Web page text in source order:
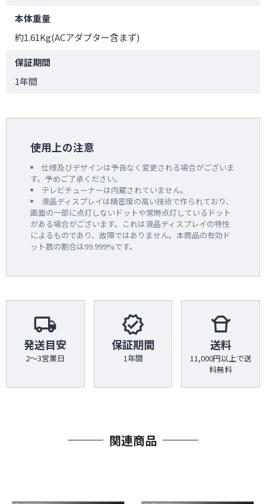
本体重量
約1.61Kg(ACアダプター含まず)
保証期間
1年間
使用上の注意
仕様及びデザインは予告なく変更される場合がございま
す。予めご了承ください。
テレビチューナーは内蔵されていません。
液晶ディスプレイは精密度の高い技術で作られており、
画面の一部に点灯しないドットや常時点灯しているドット
がある場合がございます。これは液晶ディスプレイの特性
によるものであり、故障ではありません。本商品の有効ド
ット数の割合は99.999%です。
local_shipping
発送目安
2～3営業日
verified
保証期間
1年間
takeout_dining
送料
11,000円以上で送
料無料
関連商品